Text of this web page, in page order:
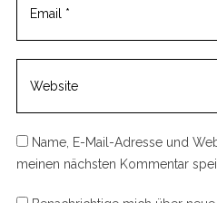
Name, E-Mail-Adresse und
meinen nächsten Kommentar